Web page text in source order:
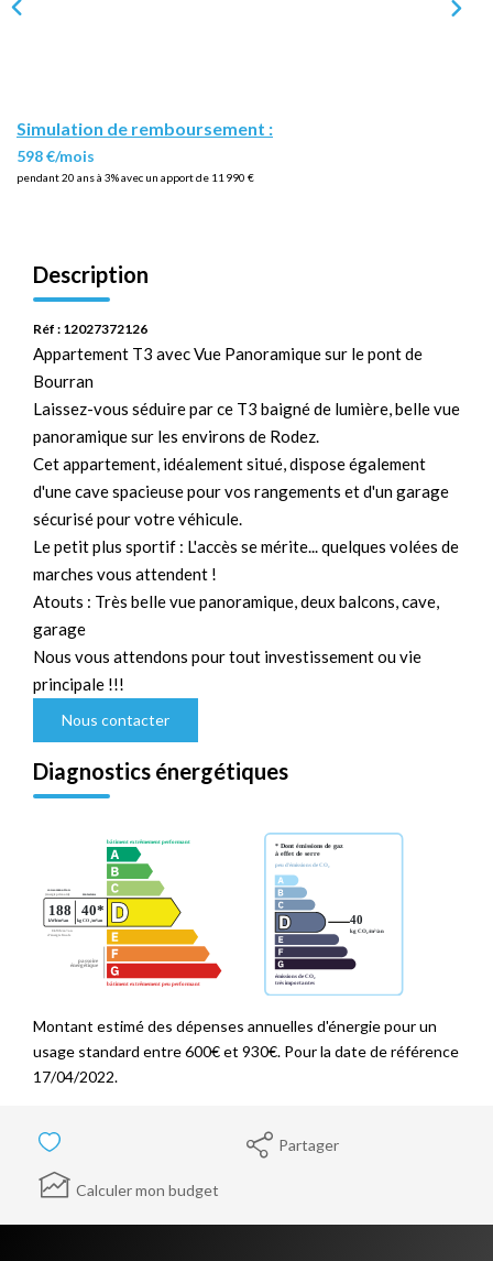
Simulation de remboursement :
598 €/mois
pendant 20 ans à 3% avec un apport de 11 990 €
Description
Réf : 12027372126
Appartement T3 avec Vue Panoramique sur le pont de
Bourran
Laissez-vous séduire par ce T3 baigné de lumière, belle vue
panoramique sur les environs de Rodez.
Cet appartement, idéalement situé, dispose également
d'une cave spacieuse pour vos rangements et d'un garage
sécurisé pour votre véhicule.
Le petit plus sportif : L'accès se mérite... quelques volées de
marches vous attendent !
Atouts : Très belle vue panoramique, deux balcons, cave,
garage
Nous vous attendons pour tout investissement ou vie
principale !!!
Nous contacter
Diagnostics énergétiques
Montant estimé des dépenses annuelles d'énergie pour un
usage standard entre 600€ et 930€. Pour la date de référence
17/04/2022.
Partager
Calculer mon budget